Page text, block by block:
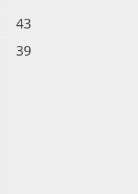
43
39